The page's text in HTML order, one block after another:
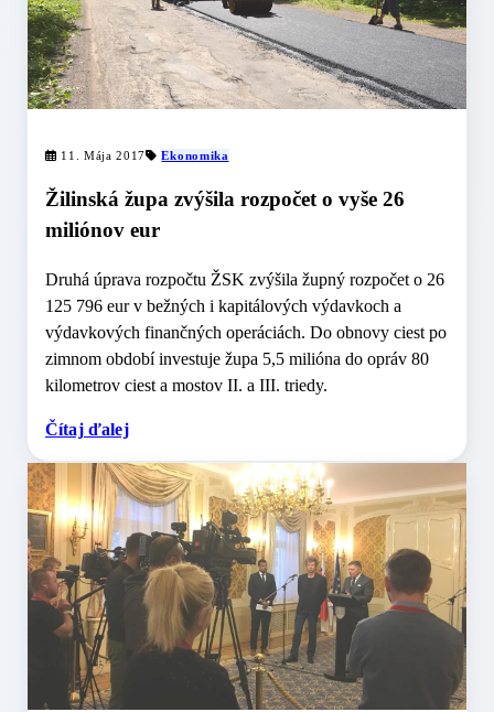
11. Mája 2017 Ekonomika
Žilinská župa zvýšila rozpočet o vyše 26
miliónov eur
Druhá úprava rozpočtu ŽSK zvýšila župný rozpočet o 26
125 796 eur v bežných i kapitálových výdavkoch a
výdavkových finančných operáciách. Do obnovy ciest po
zimnom období investuje župa 5,5 milióna do opráv 80
kilometrov ciest a mostov II. a III. triedy.
Čítaj ďalej